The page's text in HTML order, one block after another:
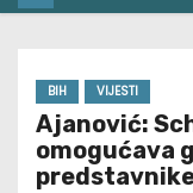
BIH VIJESTI
Ajanović:
omogućava